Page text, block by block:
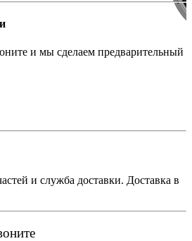
и мы сделаем предварительный
и служба доставки. Доставка в